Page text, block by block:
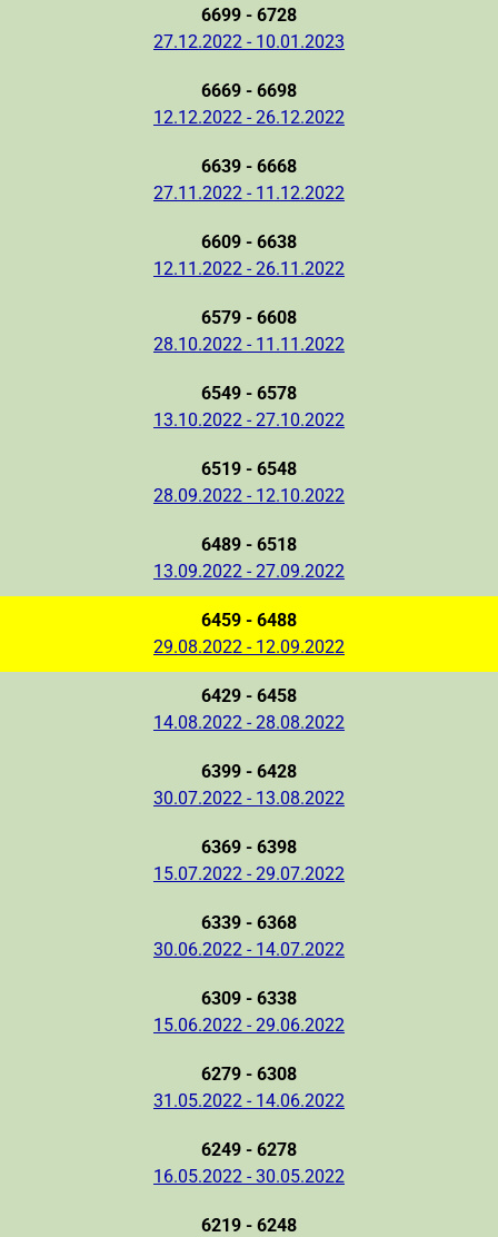
6699 - 6728
27.12.2022 - 10.01.2023
6669 - 6698
12.12.2022 - 26.12.2022
6639 - 6668
27.11.2022 - 11.12.2022
6609 - 6638
12.11.2022 - 26.11.2022
6579 - 6608
28.10.2022 - 11.11.2022
6549 - 6578
13.10.2022 - 27.10.2022
6519 - 6548
28.09.2022 - 12.10.2022
6489 - 6518
13.09.2022 - 27.09.2022
6459 - 6488
29.08.2022 - 12.09.2022
6429 - 6458
14.08.2022 - 28.08.2022
6399 - 6428
30.07.2022 - 13.08.2022
6369 - 6398
15.07.2022 - 29.07.2022
6339 - 6368
30.06.2022 - 14.07.2022
6309 - 6338
15.06.2022 - 29.06.2022
6279 - 6308
31.05.2022 - 14.06.2022
6249 - 6278
16.05.2022 - 30.05.2022
6219 - 6248